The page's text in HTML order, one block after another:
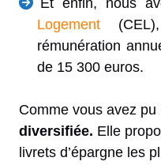
Et enfin, nous
Logement
rémunération
de 15 300 euros.
Comme vous avez pu
diversifiée. Elle
livrets d’épargne les